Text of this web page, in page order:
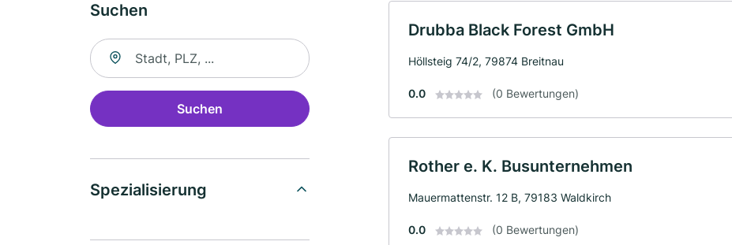
Suchen
Suche nach Ort
Suchen
Spezialisierung
Drubba Black Forest GmbH
Höllsteig 74/2, 79874 Breitnau
0.0 (0 Bewertungen)
Rother e. K. Busunternehmen
Mauermattenstr. 12 B, 79183 Waldkirch
0.0 (0 Bewertungen)